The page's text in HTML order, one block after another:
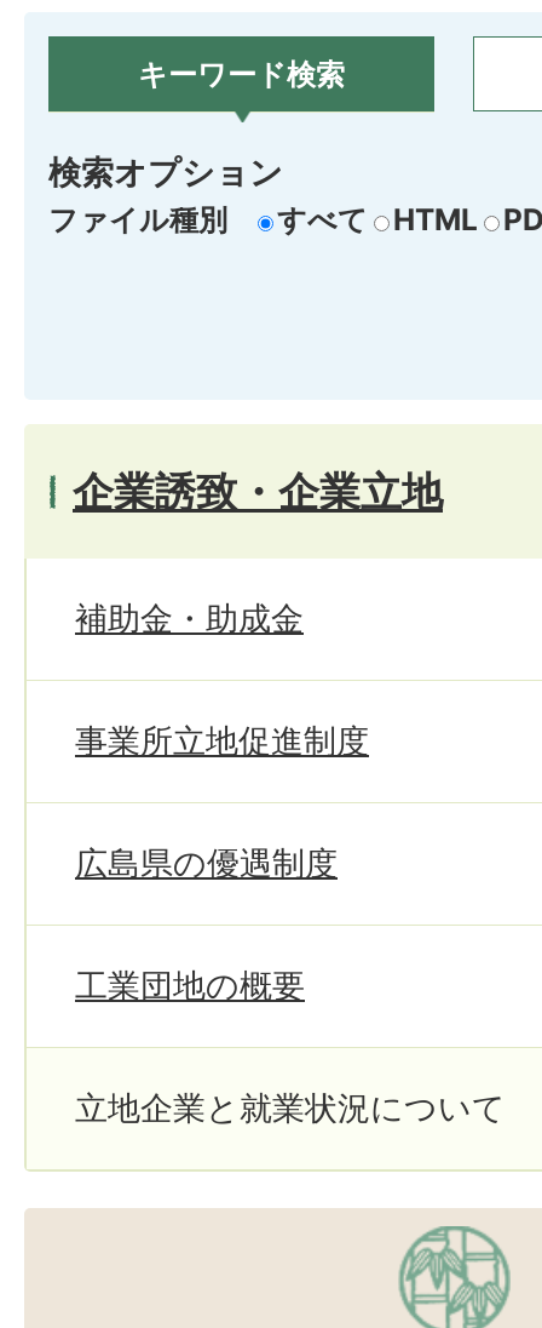
キーワード検索
検索オプション
ファイル種別 すべて HTML
企業誘致・企業立地
補助金・助成金
事業所立地促進制度
広島県の優遇制度
工業団地の概要
立地企業と就業状況について